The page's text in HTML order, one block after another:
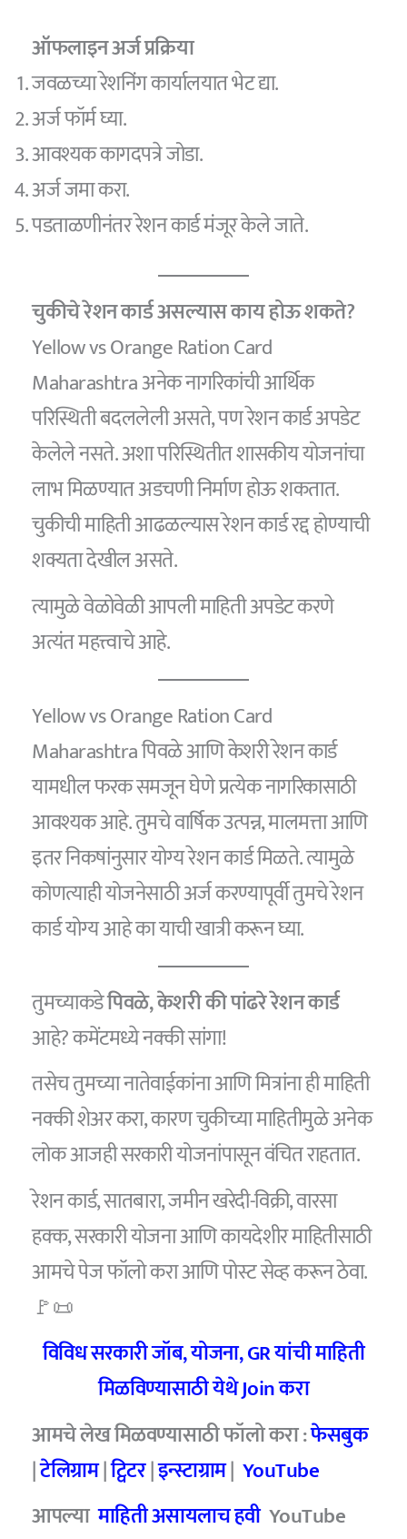
ऑफलाइन अर्ज प्रक्रिया
जवळच्या रेशनिंग कार्यालयात भेट द्या.
अर्ज फॉर्म घ्या.
आवश्यक कागदपत्रे जोडा.
अर्ज जमा करा.
पडताळणीनंतर रेशन कार्ड मंजूर केले जाते.
चुकीचे रेशन कार्ड असल्यास काय होऊ शकते?
Yellow vs Orange Ration Card
Maharashtra अनेक नागरिकांची आर्थिक
परिस्थिती बदललेली असते, पण रेशन कार्ड अपडेट
केलेले नसते. अशा परिस्थितीत शासकीय योजनांचा
लाभ मिळण्यात अडचणी निर्माण होऊ शकतात.
चुकीची माहिती आढळल्यास रेशन कार्ड रद्द होण्याची
शक्यता देखील असते.
त्यामुळे वेळोवेळी आपली माहिती अपडेट करणे
अत्यंत महत्त्वाचे आहे.
Yellow vs Orange Ration Card
Maharashtra पिवळे आणि केशरी रेशन कार्ड
यामधील फरक समजून घेणे प्रत्येक नागरिकासाठी
आवश्यक आहे. तुमचे वार्षिक उत्पन्न, मालमत्ता आणि
इतर निकषांनुसार योग्य रेशन कार्ड मिळते. त्यामुळे
कोणत्याही योजनेसाठी अर्ज करण्यापूर्वी तुमचे रेशन
कार्ड योग्य आहे का याची खात्री करून घ्या.
तुमच्याकडेपिवळे, केशरी की पांढरे रेशन कार्ड
आहे? कमेंटमध्ये नक्की सांगा!
तसेच तुमच्या नातेवाईकांना आणि मित्रांना ही माहिती
नक्की शेअर करा, कारण चुकीच्या माहितीमुळे अनेक
लोक आजही सरकारी योजनांपासून वंचित राहतात.
रेशन कार्ड, सातबारा, जमीन खरेदी-विक्री, वारसा
हक्क, सरकारी योजना आणि कायदेशीर माहितीसाठी
आमचे पेज फॉलो करा आणि पोस्ट सेव्ह करून ठेवा.
🚩📜
विविध सरकारी जॉब, योजना, GR यांची माहिती
मिळविण्यासाठी येथे Join करा
आमचे लेख मिळवण्यासाठी फॉलो करा :फेसबुक
|टेलिग्राम|ट्विटर|इन्स्टाग्राम| YouTube
आपल्यामाहिती असायलाच हवीYouTube